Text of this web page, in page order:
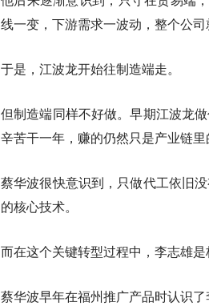
线一变，下游需求一波动，整个公司
于是，江波龙开始往制造端走。
但制造端同样不好做。早期江波龙
辛苦干一年，赚的仍然只是产业链里
蔡华波很快意识到，只做代工依旧
的核心技术。
而在这个关键转型过程中，李志雄是
蔡华波早年在福州推广产品时认识了